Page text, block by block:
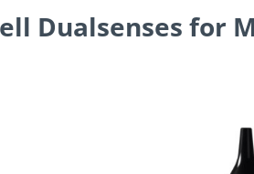
Dualsenses for